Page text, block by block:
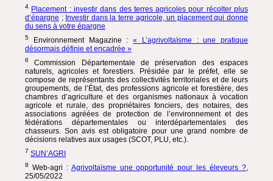
4 Placement : investir dans des terres agricoles pour récolter plus
d’épargne ; Investir dans la terre agricole, un placement qui donne
du sens à votre épargne
5 Environnement Magazine : « L’agrivoltaïsme : une pratique
désormais définie et encadrée »
6
Commission Départementale de préservation des espaces
naturels, agricoles et forestiers. Présidée par le préfet, elle se
compose de représentants des collectivités territoriales et de leurs
groupements, de l’État, des professions agricole et forestière, des
chambres d’agriculture et des organismes nationaux à vocation
agricole et rurale, des propriétaires fonciers, des notaires, des
associations agréées de protection de l’environnement et des
fédérations départementales ou interdépartementales des
chasseurs. Son avis est obligatoire pour une grand nombre de
décisions relatives aux usages (SCOT, PLU, etc.).
7 SUN’AGRI
8 Web-agri : Agrivoltaïsme une opportunité pour les éleveurs ?,
25/05/2022